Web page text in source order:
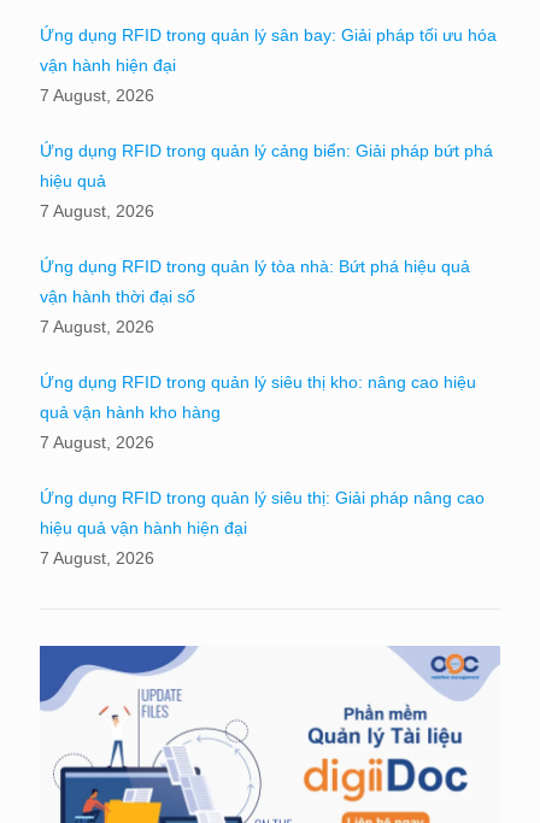
Ứng dụng RFID trong quản lý sân bay: Giải pháp tối ưu hóa
vận hành hiện đại
7 August, 2026
Ứng dụng RFID trong quản lý cảng biển: Giải pháp bứt phá
hiệu quả
7 August, 2026
Ứng dụng RFID trong quản lý tòa nhà: Bứt phá hiệu quả
vận hành thời đại số
7 August, 2026
Ứng dụng RFID trong quản lý siêu thị kho: nâng cao hiệu
quả vận hành kho hàng
7 August, 2026
Ứng dụng RFID trong quản lý siêu thị: Giải pháp nâng cao
hiệu quả vận hành hiện đại
7 August, 2026